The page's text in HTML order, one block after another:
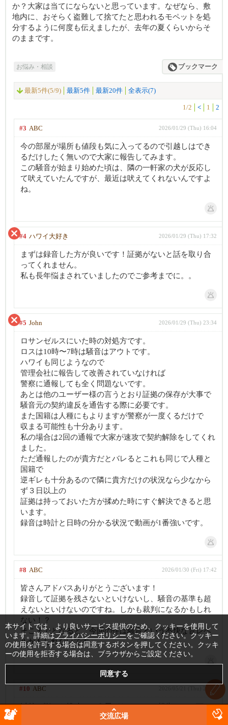
か？大家は当てにならないと思っています。なぜなら、敷
地内に、おそらく盗難して捨てたと思われるモペットを処
分するように何度も伝えましたが、去年の夏くらいからそ
のままです。
お悩み・相談 ブックマーク
最新5件(5/9) 最新5件 最新20件 全表示(7)
1/2 < 1 2
#3 ABC 2026/01/29 (Thu) 16:04
今の部屋が場所も値段も気に入ってるので引越しはでき
るだけしたく無いので大家に報告してみます。
この騒音が始まり始めた頃は、隣の一軒家の犬が反応し
て吠えていたんですが、最近は吠えてくれないんですよ
ね。
#4 ハワイ大好き 2026/01/29 (Thu) 17:32
まずは録音した方が良いです！証拠がないと話を取り合
ってくれません。
私も長年悩まされていましたのでご参考までに。。
#5 John 2026/01/29 (Thu) 23:34
ロサンゼルスにいた時の対処方です。
ロスは10時〜7時は騒音はアウトです。
ハワイも同じようなので
管理会社に報告して改善されていなければ
警察に通報しても全く問題ないです。
あとは他のユーザー様の言うとおり証拠の保存が大事で
騒音元の契約違反を通告する際に必要です。
また国籍は人種にもよりますが警察が一度くるだけで
収まる可能性も十分あります。
私の場合は2回の通報で大家が速攻で契約解除をしてくれ
ました。
ただ通報したのが貴方だとバレるとこれも同じで人種と
国籍で
逆ギレも十分あるので隣に貴方だけの状況なら少なから
ず３日以上の
証拠は持っておいた方が揉めた時にすぐ解決できると思
います。
録音は時計と日時の分かる状況で動画が1番強いです。
#8 ABC 2026/01/30 (Fri) 17:42
皆さんアドバスありがとうございます！
録音して証拠を残さないといけないし、騒音の基準も超
えないといけないのですね。しかも裁判になるかもしれ
ない！？
そこまでとなると、今回の件は騒音という不快な音レベ
ルかもしれないです。
#10 ABC 2026/05/21 (Thu) 20:20
以前に悩みを投稿して進展があったので報告させて下さ
交流広場
本サイトでは、より良いサービス提供のため、クッキーを使用して
います。詳細はプライバシーポリシーをご確認ください。クッキー
の使用を許可する場合は同意するボタンを押してください。クッキ
ーの使用を拒否する場合は、ブラウザからご設定ください。